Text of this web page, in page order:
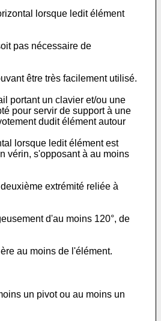
lorsque ledit élément
pas nécessaire de
être très facilement utilisé.
portant un clavier et/ou une
pour servir de support à une
dudit élément autour
lorsque ledit élément est
vérin, s'opposant à au moins
extrémité reliée à
d'au moins 120°, de
au moins de l'élément.
un pivot ou au moins un